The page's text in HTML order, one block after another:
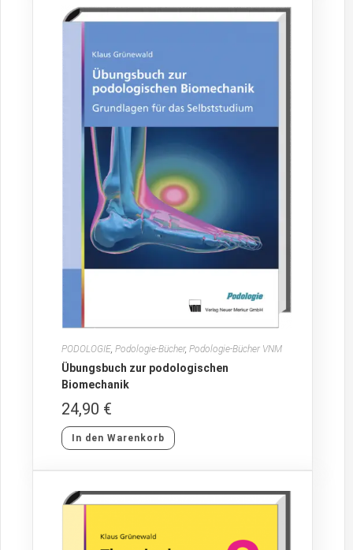
PODOLOGIE,Podologie-Bücher,Podologie-Bücher VNM
Übungsbuch zur podologischen
Biomechanik
24,90 €
In den Warenkorb